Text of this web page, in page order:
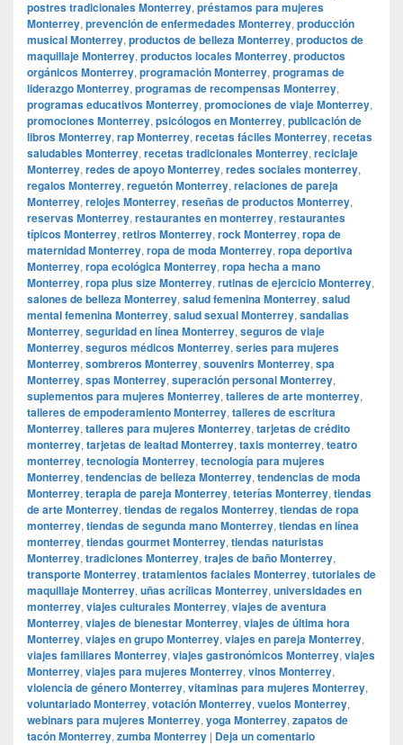
postres tradicionales Monterrey, préstamos para mujeres
Monterrey, prevención de enfermedades Monterrey, producción
musical Monterrey, productos de belleza Monterrey, productos de
maquillaje Monterrey, productos locales Monterrey, productos
orgánicos Monterrey, programación Monterrey, programas de
liderazgo Monterrey, programas de recompensas Monterrey,
programas educativos Monterrey, promociones de viaje Monterrey,
promociones Monterrey, psicólogos en Monterrey, publicación de
libros Monterrey, rap Monterrey, recetas fáciles Monterrey, recetas
saludables Monterrey, recetas tradicionales Monterrey, reciclaje
Monterrey, redes de apoyo Monterrey, redes sociales monterrey,
regalos Monterrey, reguetón Monterrey, relaciones de pareja
Monterrey, relojes Monterrey, reseñas de productos Monterrey,
reservas Monterrey, restaurantes en monterrey, restaurantes
típicos Monterrey, retiros Monterrey, rock Monterrey, ropa de
maternidad Monterrey, ropa de moda Monterrey, ropa deportiva
Monterrey, ropa ecológica Monterrey, ropa hecha a mano
Monterrey, ropa plus size Monterrey, rutinas de ejercicio Monterrey,
salones de belleza Monterrey, salud femenina Monterrey, salud
mental femenina Monterrey, salud sexual Monterrey, sandalias
Monterrey, seguridad en línea Monterrey, seguros de viaje
Monterrey, seguros médicos Monterrey, series para mujeres
Monterrey, sombreros Monterrey, souvenirs Monterrey, spa
Monterrey, spas Monterrey, superación personal Monterrey,
suplementos para mujeres Monterrey, talleres de arte monterrey,
talleres de empoderamiento Monterrey, talleres de escritura
Monterrey, talleres para mujeres Monterrey, tarjetas de crédito
monterrey, tarjetas de lealtad Monterrey, taxis monterrey, teatro
monterrey, tecnología Monterrey, tecnología para mujeres
Monterrey, tendencias de belleza Monterrey, tendencias de moda
Monterrey, terapia de pareja Monterrey, teterías Monterrey, tiendas
de arte Monterrey, tiendas de regalos Monterrey, tiendas de ropa
monterrey, tiendas de segunda mano Monterrey, tiendas en línea
monterrey, tiendas gourmet Monterrey, tiendas naturistas
Monterrey, tradiciones Monterrey, trajes de baño Monterrey,
transporte Monterrey, tratamientos faciales Monterrey, tutoriales de
maquillaje Monterrey, uñas acrílicas Monterrey, universidades en
monterrey, viajes culturales Monterrey, viajes de aventura
Monterrey, viajes de bienestar Monterrey, viajes de última hora
Monterrey, viajes en grupo Monterrey, viajes en pareja Monterrey,
viajes familiares Monterrey, viajes gastronómicos Monterrey, viajes
Monterrey, viajes para mujeres Monterrey, vinos Monterrey,
violencia de género Monterrey, vitaminas para mujeres Monterrey,
voluntariado Monterrey, votación Monterrey, vuelos Monterrey,
webinars para mujeres Monterrey, yoga Monterrey, zapatos de
tacón Monterrey, zumba Monterrey | Deja un comentario